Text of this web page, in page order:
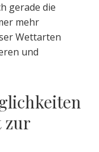
gerade die
mehr
Wettarten
und
zur